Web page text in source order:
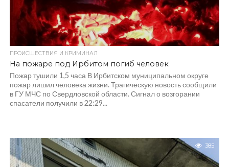
ПРОИСШЕСТВИЯ И КРИМИНАЛ
На пожаре под Ирбитом погиб человек
Пожар тушили 1,5 часа В Ирбитском муниципальном округе
пожар лишил человека жизни. Трагическую новость сообщили
в ГУ МЧС по Свердловской области. Сигнал о возгорании
спасатели получили в 22:29...
385